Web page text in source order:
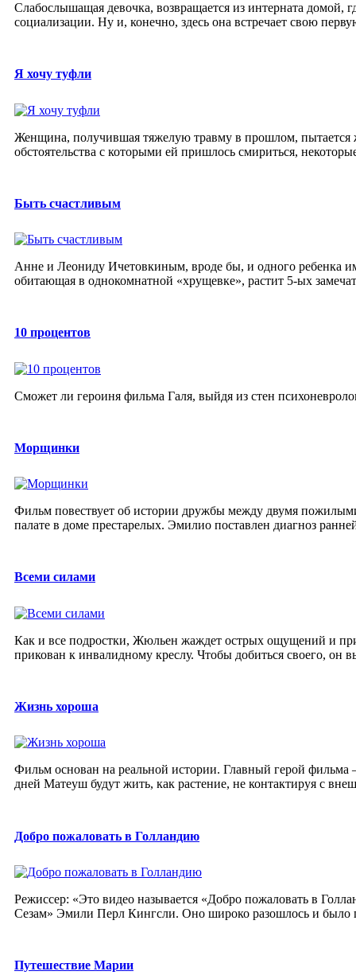
Слабослышащая девочка, возвращается из интерната домой,
социализации. Ну и, конечно, здесь она встречает свою
Я хочу туфли
Женщина, получившая тяжелую травму в прошлом, пытается
обстоятельства с которыми ей пришлось смириться,
Быть счастливым
Анне и Леониду Ичетовкиным, вроде бы, и одного ребенка
обитающая в однокомнатной «хрущевке», растит 5-ых
10 процентов
Cможет ли героиня фильма Галя, выйдя из стен
Морщинки
Фильм повествует об истории дружбы между двумя
палате в доме престарелых. Эмилио поставлен диагноз
Всеми силами
Как и все подростки, Жюльен жаждет острых ощущений и
прикован к инвалидному креслу. Чтобы добиться своего, он
Жизнь хороша
Фильм основан на реальной истории. Главный герой
дней Матеуш будут жить, как растение, не контактируя с
Добро пожаловать в Голландию
Режиссер: «Это видео называется «Добро пожаловать в
Сезам» Эмили Перл Кингсли. Оно широко разошлось и было
Путешествие Марии